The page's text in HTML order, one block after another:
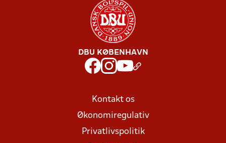
DBU KØBENHAVN
Kontakt os
Økonomiregulativ
Privatlivspolitik